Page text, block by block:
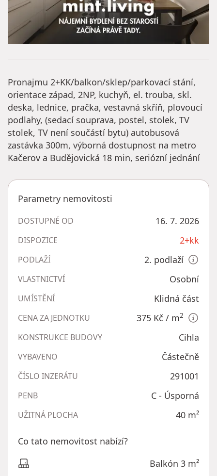
Pronajmu 2+KK/balkon/sklep/parkovací stání,
orientace západ, 2NP, kuchyň, el. trouba, skl.
deska, lednice, pračka, vestavná skříň, plovoucí
podlahy, (sedací souprava, postel, stolek, TV
stolek, TV není součástí bytu) autobusová
zastávka 300m, výborná dostupnost na metro
Kačerov a Budějovická 18 min, seriózní jednání
Parametry nemovitosti
DOSTUPNÉ OD 16. 7. 2026
DISPOZICE 2+kk
PODLAŽÍ 2. podlaží
VLASTNICTVÍ Osobní
UMÍSTĚNÍ Klidná část
CENA ZA JEDNOTKU 375 Kč / m2
KONSTRUKCE BUDOVY Cihla
VYBAVENO Částečně
ČÍSLO INZERÁTU 291001
PENB C - Úsporná
UŽITNÁ PLOCHA 40 m²
Co tato nemovitost nabízí?
Balkón 3 m²